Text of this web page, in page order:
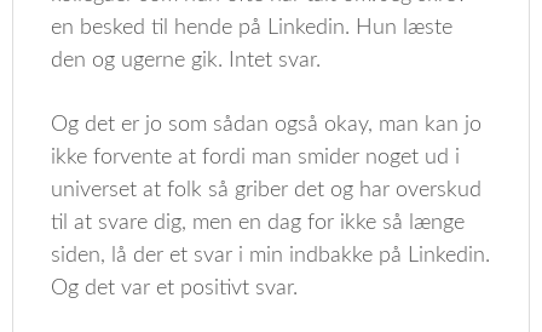
en besked til hende på Linkedin. Hun læste
den og ugerne gik. Intet svar.
Og det er jo som sådan også okay, man kan jo
ikke forvente at fordi man smider noget ud i
universet at folk så griber det og har overskud
til at svare dig, men en dag for ikke så længe
siden, lå der et svar i min indbakke på Linkedin.
Og det var et positivt svar.